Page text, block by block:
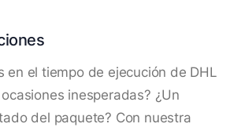
en el tiempo de ejecución de DHL
inesperadas? ¿Un
del paquete? Con nuestra